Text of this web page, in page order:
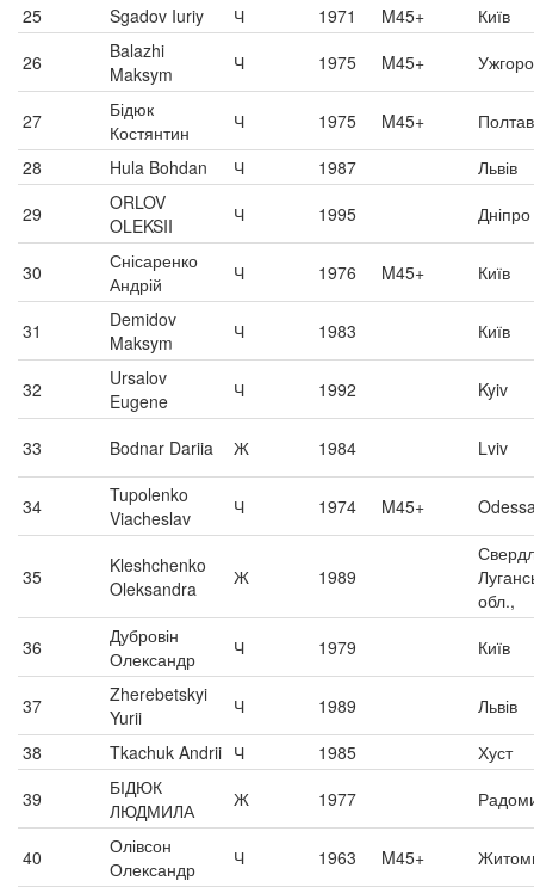
25
Sgadov Iuriy Ч 1971 M45+
Київ
26
Balazhi
Maksym
Ч 1975 M45+
27
Бідюк
Костянтин
Ч 1975 M45+
28
Hula Bohdan Ч 1987
Львів
29
ORLOV
OLEKSII
Ч 1995 Дніпро
30
Снісаренко
Андрій
Ч 1976 M45+ Київ
31
Demidov
Maksym
Ч 1983 Київ
32
Ursalov
Eugene
Ч 1992 Kyiv
33 Bodnar Dariia Ж 1984 Lviv
34
Tupolenko
Viacheslav
Ч 1974 M45+
35
Kleshchenko
Oleksandra
Ж 1989
обл.,
36
Дубровін
Олександр
Ч 1979 Київ
37
Zherebetskyi
Yurii
Ч 1989
Львів
38
Tkachuk Andrii Ч 1985
Хуст
39
БІДЮК
ЛЮДМИЛА
Ж 1977
40
Олівсон
Олександр
Ч 1963 M45+